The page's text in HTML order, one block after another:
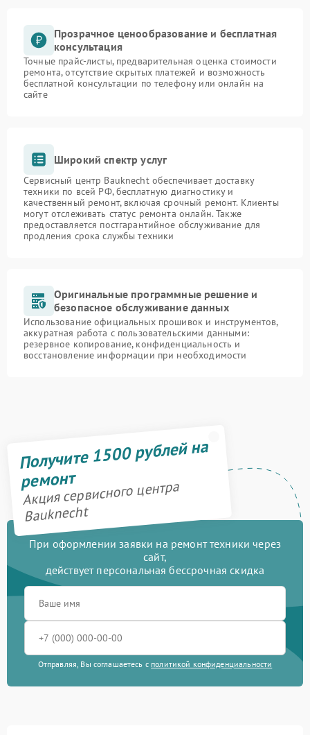
Прозрачное ценообразование и бесплатная
консультация
Точные прайс-листы, предварительная оценка стоимости
ремонта, отсутствие скрытых платежей и возможность
бесплатной консультации по телефону или онлайн на
сайте
Широкий спектр услуг
Сервисный центр Bauknecht обеспечивает доставку
техники по всей РФ, бесплатную диагностику и
качественный ремонт, включая срочный ремонт. Клиенты
могут отслеживать статус ремонта онлайн. Также
предоставляется постгарантийное обслуживание для
продления срока службы техники
Оригинальные программные решение и
безопасное обслуживание данных
Использование официальных прошивок и инструментов,
аккуратная работа с пользовательскими данными:
резервное копирование, конфиденциальность и
восстановление информации при необходимости
Получите 1500 рублей на
ремонт
Акция сервисного центра
Bauknecht
При оформлении заявки на ремонт техники через
сайт,
действует персональная бессрочная скидка
Отправляя, Вы соглашаетесь с политикой конфиденциальности